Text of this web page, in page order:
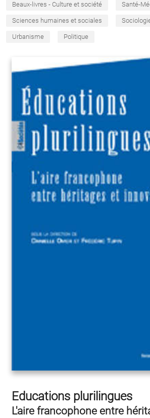
Beaux-livres - Culture et société Santé-
Sciences humaines et sociales
Urbanisme Politique
Educations plurilingues
L'aire francophone entre